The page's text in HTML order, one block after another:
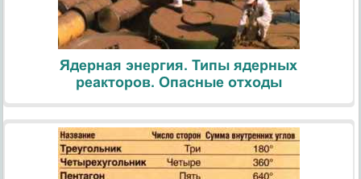
Ядерная энергия. Типы ядерных
реакторов. Опасные отходы